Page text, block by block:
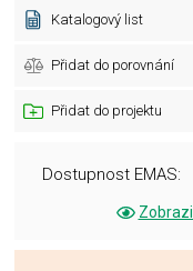
Katalogový list
Přidat do porovnání
Přidat do projektu
Dostupnost EMAS: